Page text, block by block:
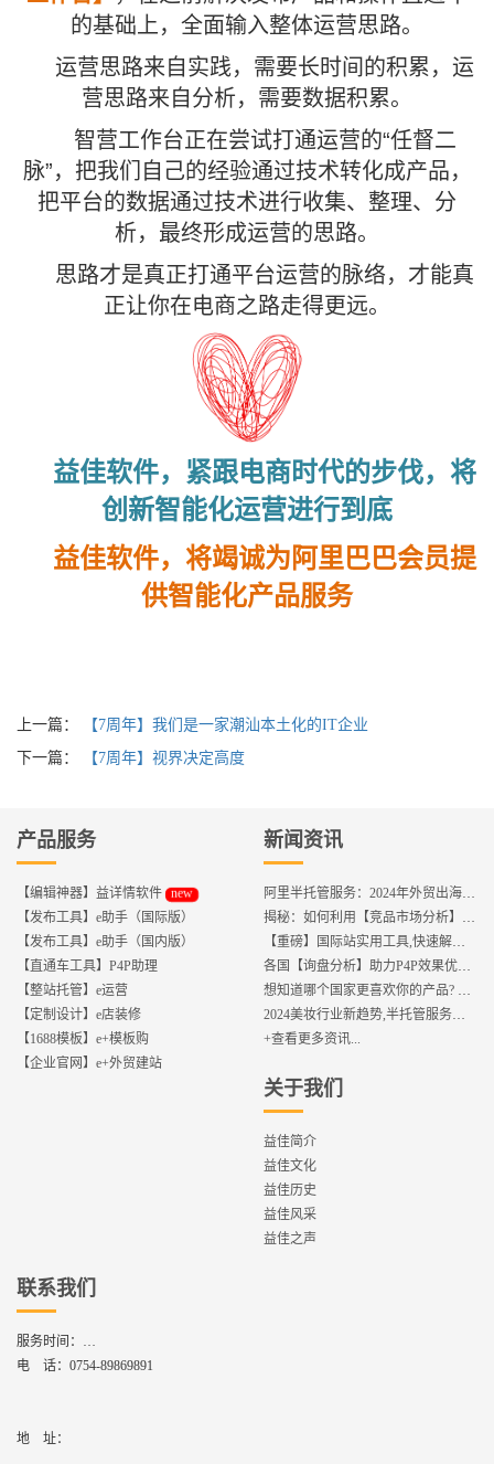
的基础上，全面输入整体运营思路。
运营思路来自实践，需要长时间的积累，运
营思路来自分析，需要数据积累。
智营工作台正在尝试打通运营的“任督二
脉”，把我们自己的经验通过技术转化成产品，
把平台的数据通过技术进行收集、整理、分
析，最终形成运营的思路。
思路才是真正打通平台运营的脉络，才能真
正让你在电商之路走得更远。
益佳软件，紧跟电商时代的步伐，将
创新智能化运营进行到底
益佳软件，将竭诚为阿里巴巴会员提
供智能化产品服务
上一篇：
【7周年】我们是一家潮汕本土化的IT企业
下一篇：
【7周年】视界决定高度
产品服务
【编辑神器】益详情软件 new
【发布工具】e助手（国际版）
【发布工具】e助手（国内版）
【直通车工具】P4P助理
【整站托管】e运营
【定制设计】e店装修
【1688模板】e+模板购
【企业官网】e+外贸建站
新闻资讯
阿里半托管服务：2024年外贸出海热潮的主旋律
揭秘：如何利用【竞品市场分析】优化店铺流量？
【重磅】国际站实用工具,快速解决运营中的5大琐事，一键提升运营效率!
各国【询盘分析】助力P4P效果优化,提升ROI!
想知道哪个国家更喜欢你的产品? 来这找到答案!
2024美妆行业新趋势,半托管服务抢占流量红利
+查看更多资讯...
关于我们
益佳简介
益佳文化
益佳历史
益佳风采
益佳之声
联系我们
服务时间：
周一到周六,8：30 - 17：30
电 话： 0754-89869891
地    址：